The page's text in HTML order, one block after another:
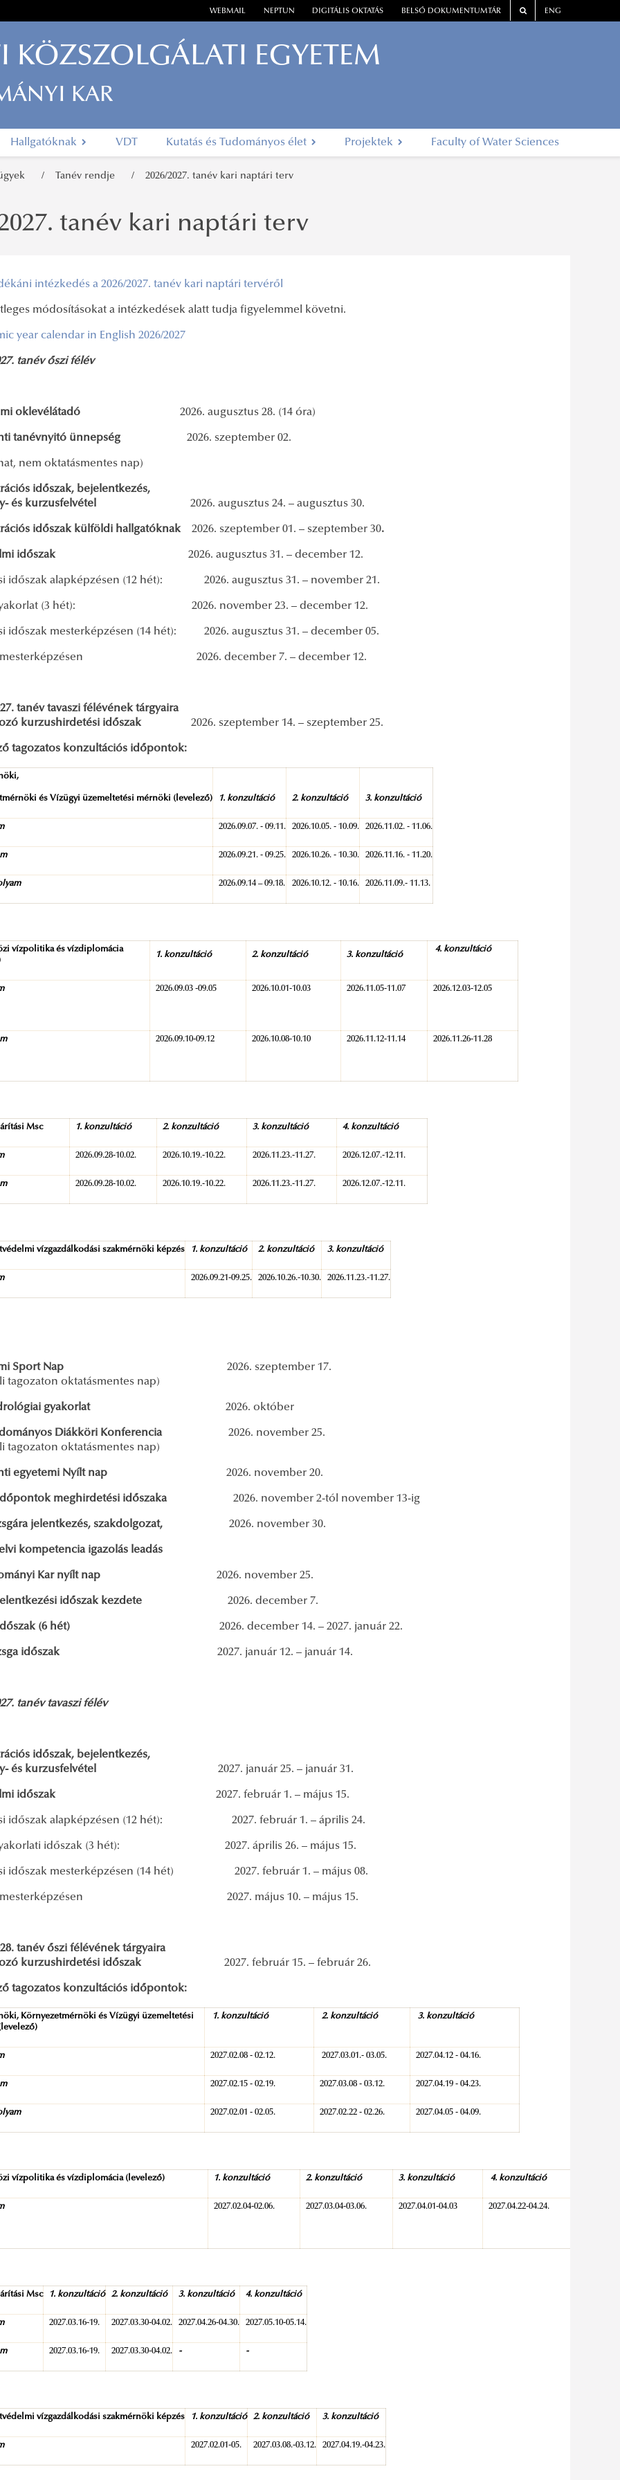
WEBMAIL NEPTUN DIGITÁLIS OKTATÁS BELSŐ DOKUMENTUMTÁR ENG
KÖZSZOLGÁLATI EGYETEM
KAR
Hallgatóknak VDT Kutatás és Tudományos élet Projektek Faculty of Water Sciences
Tanév rendje 2026/2027. tanév kari naptári terv
tanév kari naptári terv
intézkedés a 2026/2027. tanév kari naptári tervéről
módosításokat a intézkedések alatt tudja figyelemmel követni.
year calendar in English 2026/2027
tanév őszi félév
oklevélátadó 2026. augusztus 28. (14 óra)
tanévnyitó ünnepség 2026. szeptember 02.
nem oktatásmentes nap)
időszak, bejelentkezés,
és kurzusfelvétel 2026. augusztus 24. – augusztus 30.
időszak külföldi hallgatóknak 2026. szeptember 01. – szeptember 30.
időszak 2026. augusztus 31. – december 12.
időszak alapképzésen (12 hét): 2026. augusztus 31. – november 21.
(3 hét): 2026. november 23. – december 12.
időszak mesterképzésen (14 hét): 2026. augusztus 31. – december 05.
mesterképzésen 2026. december 7. – december 12.
tanév tavaszi félévének tárgyaira
kurzushirdetési időszak 2026. szeptember 14. – szeptember 25.
tagozatos konzultációs időpontok:
és Vízügyi üzemeltetési mérnöki (levelező) 1. konzultáció 2. konzultáció 3. konzultáció
2026.09.07. - 09.11. 2026.10.05. - 10.09. 2026.11.02. - 11.06.
2026.09.21. - 09.25. 2026.10.26. - 10.30. 2026.11.16. - 11.20.
2026.09.14 – 09.18. 2026.10.12. - 10.16. 2026.11.09.- 11.13.
vízpolitika és vízdiplomácia
1. konzultáció 2. konzultáció 3. konzultáció
4. konzultáció
2026.09.03 -09.05 2026.10.01-10.03 2026.11.05-11.07 2026.12.03-12.05
2026.09.10-09.12 2026.10.08-10.10 2026.11.12-11.14 2026.11.26-11.28
Msc 1. konzultáció 2. konzultáció 3. konzultáció 4. konzultáció
2026.09.28-10.02. 2026.10.19.-10.22. 2026.11.23.-11.27. 2026.12.07.-12.11.
2026.09.28-10.02. 2026.10.19.-10.22. 2026.11.23.-11.27. 2026.12.07.-12.11.
vízgazdálkodási szakmérnöki képzés 1. konzultáció 2. konzultáció 3. konzultáció
2026.09.21-09.25. 2026.10.26.-10.30. 2026.11.23.-11.27.
Sport Nap 2026. szeptember 17.
tagozaton oktatásmentes nap)
Hidrológiai gyakorlat 2026. október
Diákköri Konferencia 2026. november 25.
tagozaton oktatásmentes nap)
egyetemi Nyílt nap 2026. november 20.
meghirdetési időszaka 2026. november 2-tól november 13-ig
jelentkezés, szakdolgozat, 2026. november 30.
kompetencia igazolás leadás
Kar nyílt nap 2026. november 25.
időszak kezdete 2026. december 7.
(6 hét) 2026. december 14. – 2027. január 22.
időszak 2027. január 12. – január 14.
tanév tavaszi félév
időszak, bejelentkezés,
és kurzusfelvétel 2027. január 25. – január 31.
időszak 2027. február 1. – május 15.
időszak alapképzésen (12 hét): 2027. február 1. – április 24.
időszak (3 hét): 2027. április 26. – május 15.
időszak mesterképzésen (14 hét) 2027. február 1. – május 08.
mesterképzésen 2027. május 10. – május 15.
tanév őszi félévének tárgyaira
kurzushirdetési időszak 2027. február 15. – február 26.
tagozatos konzultációs időpontok:
Környezetmérnöki és Vízügyi üzemeltetési
1. konzultáció 2. konzultáció 3. konzultáció
2027.02.08 - 02.12. 2027.03.01.- 03.05. 2027.04.12 - 04.16.
2027.02.15 - 02.19. 2027.03.08 - 03.12. 2027.04.19 - 04.23.
2027.02.01 - 02.05. 2027.02.22 - 02.26. 2027.04.05 - 04.09.
vízpolitika és vízdiplomácia (levelező) 1. konzultáció 2. konzultáció 3. konzultáció 4. konzultáció
2027.02.04-02.06. 2027.03.04-03.06. 2027.04.01-04.03 2027.04.22-04.24.
Msc 1. konzultáció 2. konzultáció 3. konzultáció 4. konzultáció
2027.03.16-19. 2027.03.30-04.02. 2027.04.26-04.30. 2027.05.10-05.14.
2027.03.16-19. 2027.03.30-04.02. - -
vízgazdálkodási szakmérnöki képzés 1. konzultáció 2. konzultáció 3. konzultáció
2027.02.01-05. 2027.03.08.-03.12. 2027.04.19.-04.23.